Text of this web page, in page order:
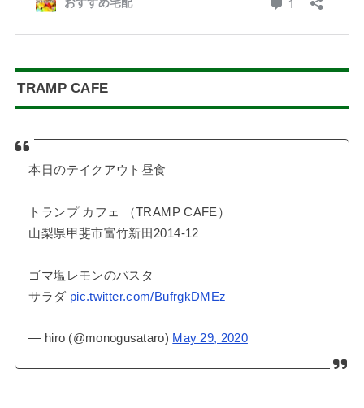
TRAMP CAFE
本日のテイクアウト昼食
トランプ カフェ （TRAMP CAFE）
山梨県甲斐市富竹新田2014-12
ゴマ塩レモンのパスタ
サラダ pic.twitter.com/BufrgkDMEz
— hiro (@monogusataro) May 29, 2020